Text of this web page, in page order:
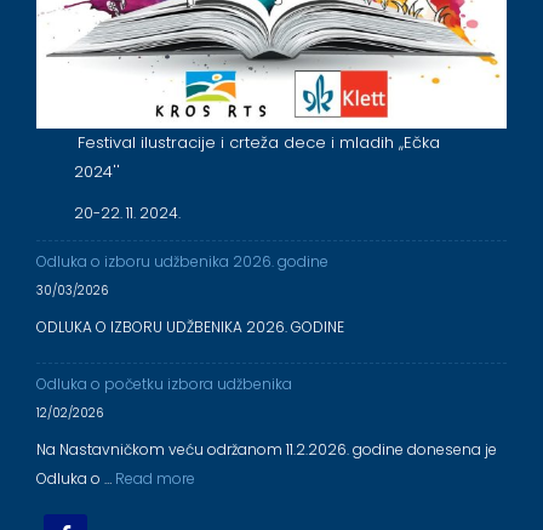
Festival ilustracije i crteža dece i mladih ,,Ečka
2024''
20-22. 11. 2024.
Odluka o izboru udžbenika 2026. godine
30/03/2026
ODLUKA O IZBORU UDŽBENIKA 2026. GODINE
Odluka o početku izbora udžbenika
12/02/2026
Na Nastavničkom veću održanom 11.2.2026. godine donesena je
Odluka o … Read more